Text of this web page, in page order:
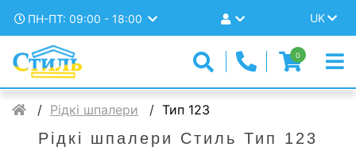
ПН-ПТ: 09:00 - 18:00 UK
0
Рідкі шпалери Тип 123
Рідкі шпалери Стиль Тип 123